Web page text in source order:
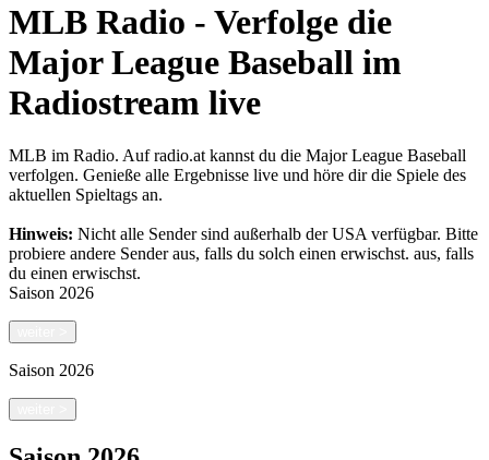
MLB Radio - Verfolge die
Major League Baseball im
Radiostream live
MLB im Radio. Auf radio.at kannst du die Major League Baseball
verfolgen. Genieße alle Ergebnisse live und höre dir die Spiele des
aktuellen Spieltags an.
Hinweis: Nicht alle Sender sind außerhalb der USA verfügbar. Bitte
probiere andere Sender aus, falls du solch einen erwischst. aus, falls
du einen erwischst.
Saison 2026
Saison 2026